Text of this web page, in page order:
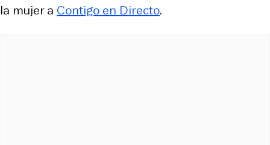
la mujer a Contigo en Directo.